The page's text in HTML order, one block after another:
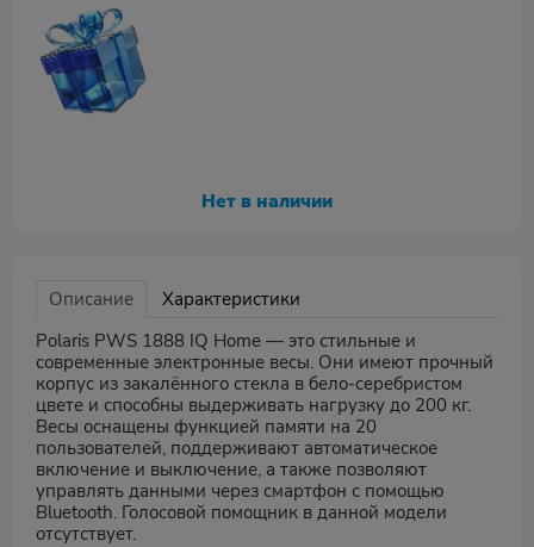
Нет в наличии
Описание
Характеристики
Polaris PWS 1888 IQ Home — это стильные и
современные электронные весы. Они имеют прочный
корпус из закалённого стекла в бело-серебристом
цвете и способны выдерживать нагрузку до 200 кг.
Весы оснащены функцией памяти на 20
пользователей, поддерживают автоматическое
включение и выключение, а также позволяют
управлять данными через смартфон с помощью
Bluetooth. Голосовой помощник в данной модели
отсутствует.